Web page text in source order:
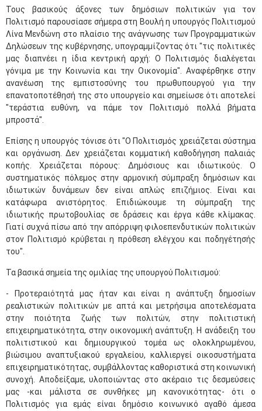
Τους βασικούς άξονες των δημόσιων πολιτικών για τον
Πολιτισμό παρουσίασε σήμερα στη Βουλή η υπουργός Πολιτισμού
Λίνα Μενδώνη στο πλαίσιο της ανάγνωσης των Προγραμματικών
Δηλώσεων της κυβέρνησης, υπογραμμίζοντας ότι "τις πολιτικές
μας διαπνέει η ίδια κεντρική αρχή: Ο Πολιτισμός διαλέγεται
γόνιμα με την Κοινωνία και την Οικονομία". Αναφέρθηκε στην
ανανέωση της εμπιστοσύνης του πρωθυπουργού για την
επανατοποτέθησή της στο υπουργείο και σημείωσε ότι αποτελεί
"τεράστια ευθύνη, να πάμε τον Πολιτισμό πολλά βήματα
μπροστά".
Επίσης η υπουργός τόνισε ότι "Ο Πολιτισμός χρειάζεται σύστημα
και οργάνωση. Δεν χρειάζεται κομματική καθοδήγηση παλαιάς
κοπής. Χρειάζεται πόρους: Δημόσιους και ιδιωτικούς. Ο
συστηματικός πόλεμος στην αρμονική σύμπραξη δημόσιων και
ιδιωτικών δυνάμεων δεν είναι απλώς επιζήμιος. Είναι και
κατάφωρα ανιστόρητος. Επιδιώκουμε τη σύμπραξη της
ιδιωτικής πρωτοβουλίας σε δράσεις και έργα κάθε κλίμακας.
Γιατί συχνά πίσω από την απόρριψη φιλοεπενδυτικών πολιτικών
στον Πολιτισμό κρύβεται η πρόθεση ελέγχου και ποδηγέτησής
του".
Τα βασικά σημεία της ομιλίας της υπουργού Πολιτισμού:
- Προτεραιότητά μας ήταν και είναι η ανάπτυξη δημοσίων
ρεαλιστικών πολιτικών με απτά και μετρήσιμα αποτελέσματα
στην ποιότητα ζωής των πολιτών, στην πολιτιστική
επιχειρηματικότητα, στην οικονομική ανάπτυξη. Η ανάδειξη του
πολιτιστικού και δημιουργικού τομέα ως ολοκληρωμένου,
βιώσιμου αναπτυξιακού εργαλείου, καλλιεργεί οικοσυστήματα
επιχειρηματικότητας, συμβάλλοντας καθοριστικά στη κοινωνική
συνοχή. Αποδείξαμε, υλοποιώντας στο ακέραιο τις δεσμεύσεις
μας -και μάλιστα σε συνθήκες μη κανονικότητας- ότι ο
Πολιτισμός για εμάς είναι δημόσιο κοινωνικό αγαθό άμεσα